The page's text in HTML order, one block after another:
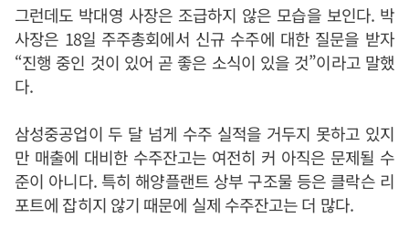
그런데도 박대영 사장은 조급하지 않은 모습을 보인다. 박
사장은 18일 주주총회에서 신규 수주에 대한 질문을 받자
“진행 중인 것이 있어 곧 좋은 소식이 있을 것”이라고 말했
다.
삼성중공업이 두 달 넘게 수주 실적을 거두지 못하고 있지
만 매출에 대비한 수주잔고는 여전히 커 아직은 문제될 수
준이 아니다. 특히 해양플랜트 상부 구조물 등은 클락슨 리
포트에 잡히지 않기 때문에 실제 수주잔고는 더 많다.